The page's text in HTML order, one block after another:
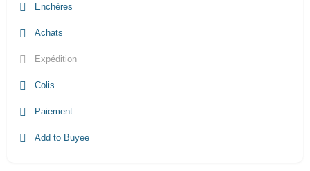
Enchères
Achats
Expédition
Colis
Paiement
Add to Buyee